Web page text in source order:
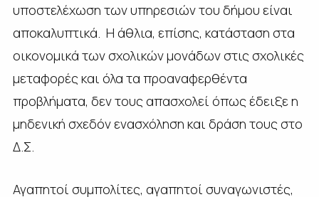
υποστελέχωση των υπηρεσιών του δήμου είναι
αποκαλυπτικά. Η άθλια, επίσης, κατάσταση στα
οικονομικά των σχολικών μονάδων στις σχολικές
μεταφορές και όλα τα προαναφερθέντα
προβλήματα, δεν τους απασχολεί όπως έδειξε η
μηδενική σχεδόν ενασχόληση και δράση τους στο
Δ.Σ.
Αγαπητοί συμπολίτες, αγαπητοί συναγωνιστές,